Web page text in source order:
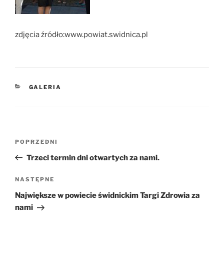
zdjęcia źródło:www.powiat.swidnica.pl
KATEGORIE
GALERIA
wpisu
Poprzedni
wpis
POPRZEDNI
Trzeci termin dni otwartych za nami.
Następny
wpis
NASTĘPNE
Największe w powiecie świdnickim Targi Zdrowia za
nami